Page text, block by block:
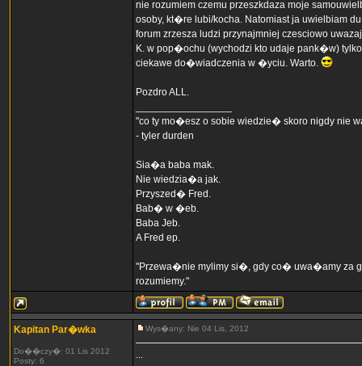
nie rozumiem czemu przeszkdaza moje
osoby, kt�re lubi/kocha. Natomiast ja uwielbiam
forum zrzesza ludzi przynajmniej czesciowo
K. w pop�ochu (wychodzi kto udaje pank�w)
ciekawe do�wiadczenia w �yciu. Warto.
Pozdro ALL.
"co ty mo�esz o sobie wiedzie� skoro nigdy nie
- tyler durden
Sia�a baba mak.
Nie wiedzia�a jak.
Przyszed� Fred.
Bab� w �eb.
Baba Jeb.
A Fred ep.
"Przewa�nie mylimy si�, gdy co� uwa�amy za
rozumiemy."
Kapitan Par�wka
Do��czy�: 01 Lis 2012
Posty: 6
Wys�any: Nie 04 Lis, 2012
...